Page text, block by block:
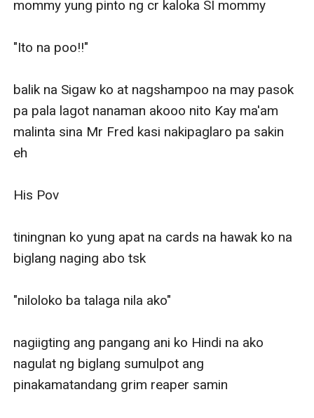
mommy yung pinto ng cr kaloka SI mommy
"Ito na poo!!"
balik na Sigaw ko at nagshampoo na may pasok
pa pala lagot nanaman akooo nito Kay ma'am
malinta sina Mr Fred kasi nakipaglaro pa sakin
eh
His Pov
tiningnan ko yung apat na cards na hawak ko na
biglang naging abo tsk
"niloloko ba talaga nila ako"
nagiigting ang pangang ani ko Hindi na ako
nagulat ng biglang sumulpot ang
pinakamatandang grim reaper samin